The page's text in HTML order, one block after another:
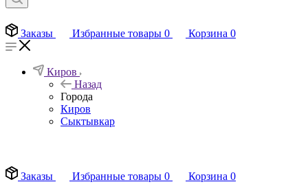
Заказы Избранные товары 0 Корзина 0
Киров
Назад
Города
Киров
Сыктывкар
Заказы
Избранные товары 0 Корзина 0